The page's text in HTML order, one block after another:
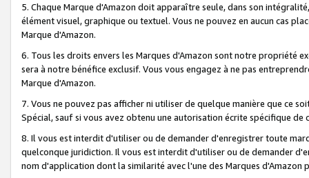
5. Chaque Marque d'Amazon doit apparaître seule, dans son
élément visuel, graphique ou textuel. Vous ne pouvez en aucun cas
Marque d'Amazon.
6. Tous les droits envers les Marques d'Amazon sont notre propriété
sera à notre bénéfice exclusif. Vous vous engagez à ne pas
Marque d'Amazon.
7. Vous ne pouvez pas afficher ni utiliser de quelque manière que ce
Spécial, sauf si vous avez obtenu une autorisation écrite spécifique de
8. Il vous est interdit d'utiliser ou de demander d'enregistrer toute
quelconque juridiction. Il vous est interdit d'utiliser ou de demander
nom d'application dont la similarité avec l'une des Marques